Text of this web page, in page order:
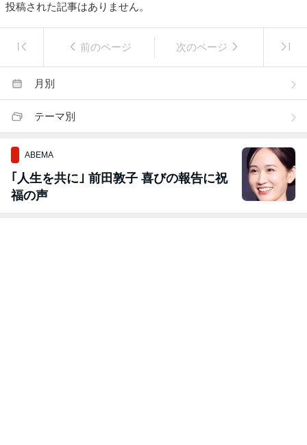
投稿された記事はありません。
前のページ 次のページ
月別
テーマ別
ABEMA
｢人生を共に｣ 前田敦子 喜びの報告に祝
福の声